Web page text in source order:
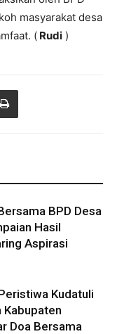
masyarakat desa
( Rudi )
BPD Desa
Hasil
Aspirasi
Kudatuli
Kabupaten
Doa Bersama